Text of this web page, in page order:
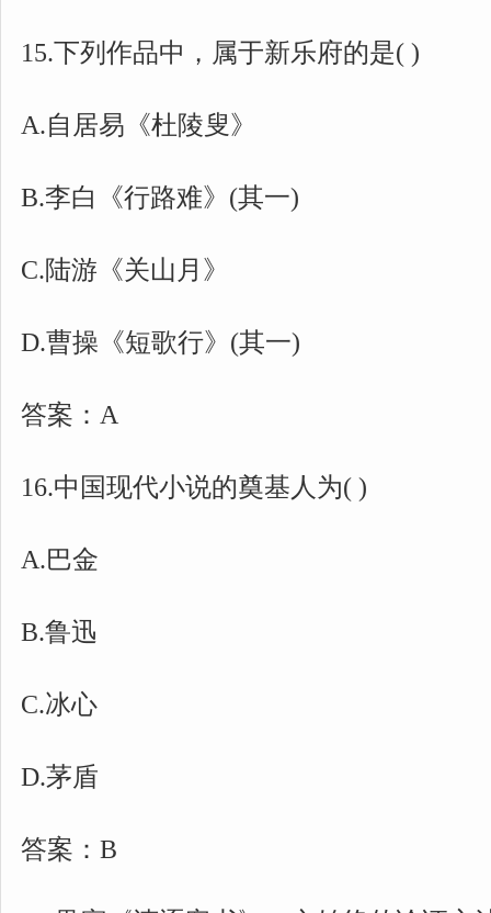
15.下列作品中，属于新乐府的是( )
A.自居易《杜陵叟》
B.李白《行路难》(其一)
C.陆游《关山月》
D.曹操《短歌行》(其一)
答案：A
16.中国现代小说的奠基人为( )
A.巴金
B.鲁迅
C.冰心
D.茅盾
答案：B